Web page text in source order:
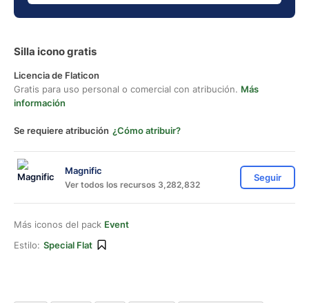
Silla icono gratis
Licencia de Flaticon
Gratis para uso personal o comercial con atribución. Más
información
Se requiere atribución ¿Cómo atribuir?
Magnific
Ver todos los recursos 3,282,832
Seguir
Más iconos del pack Event
Estilo: Special Flat